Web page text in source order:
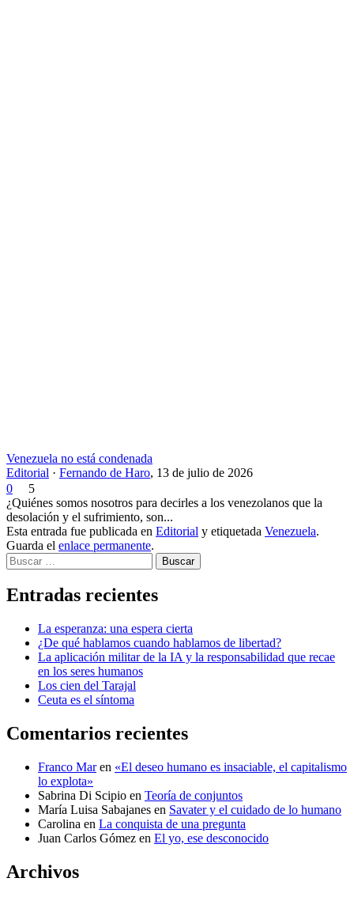
Venezuela no está condenada
Editorial · Fernando de Haro, 13 de julio de 2026
0
5
¿Quiénes somos nosotros para decirles a los venezolanos que la
desolación y el sufrimiento, son...
Esta entrada fue publicada en Editorial y etiquetada Venezuela.
Guarda el enlace permanente.
Buscar
Entradas recientes
La esperanza: una espera cierta
¿De qué hablamos cuando hablamos de libertad?
La aplicación militar de la IA y la responsabilidad que recae
en los seres humanos
Los cien del Tarajal
Ceuta es el síntoma
Comentarios recientes
Franco Maren «El deseo humano es insaciable, el capitalismo
lo explota»
Sabrina Di Scipio en Teoría de conjuntos
María Luisa Sabajanes en Savater y el cuidado de lo humano
Carolina en La conquista de una pregunta
Juan Carlos Gómez en El yo, ese desconocido
Archivos